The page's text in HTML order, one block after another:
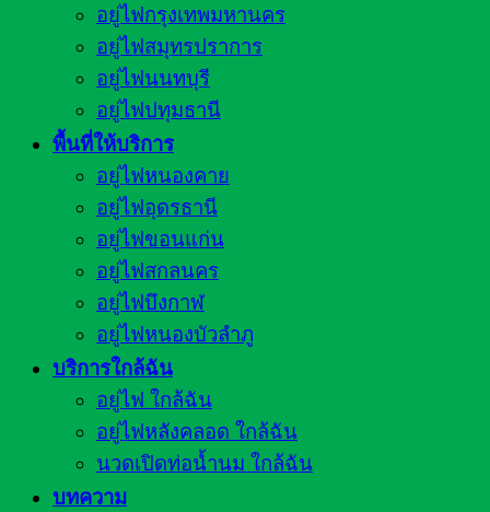
อยู่ไฟกรุงเทพมหานคร
อยู่ไฟสมุทรปราการ
อยู่ไฟนนทบุรี
อยู่ไฟปทุมธานี
พื้นที่ให้บริการ
อยู่ไฟหนองคาย
อยู่ไฟอุดรธานี
อยู่ไฟขอนแก่น
อยู่ไฟสกลนคร
อยู่ไฟบึงกาฬ
อยู่ไฟหนองบัวลำภู
บริการใกล้ฉัน
อยู่ไฟ ใกล้ฉัน
อยู่ไฟหลังคลอด ใกล้ฉัน
นวดเปิดท่อน้ำนม ใกล้ฉัน
บทความ